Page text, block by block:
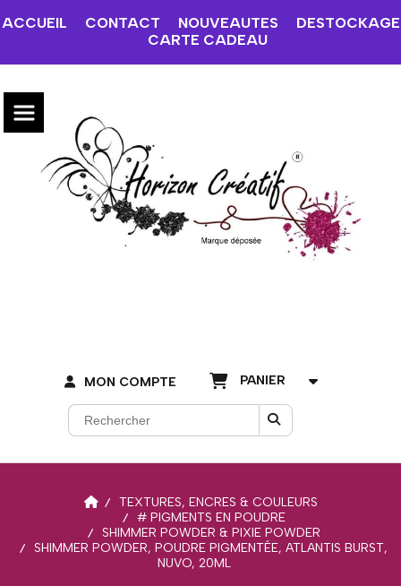
ACCUEIL CONTACT NOUVEAUTES
DESTOCKAGE
CARTE CADEAU
MON COMPTE PANIER
TEXTURES, ENCRES & COULEURS
# PIGMENTS EN POUDRE
SHIMMER POWDER & PIXIE POWDER
SHIMMER POWDER, POUDRE PIGMENTÉE, ATLANTIS BURST,
NUVO, 20ML